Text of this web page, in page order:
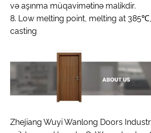
və aşınma müqavimətinə malikdir.
8. Low melting point, melting at
casting
Zhejiang Wuyi Wanlong Doors